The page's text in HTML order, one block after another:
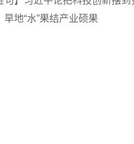
旱地“水”果结产业硕果